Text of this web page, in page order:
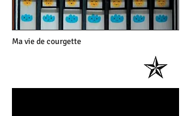
Ma vie de courgette